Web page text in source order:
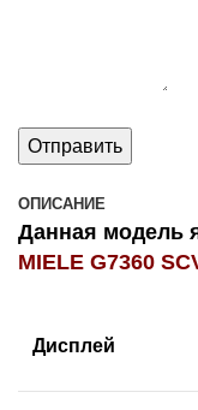
ОПИСАНИЕ
Данная модель
MIELE G7360
Дисплей